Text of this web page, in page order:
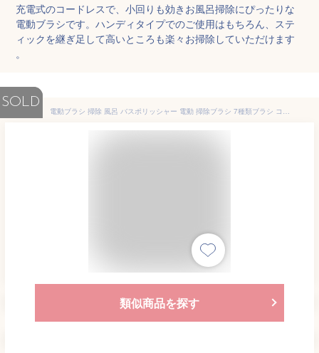
充電式のコードレスで、小回りも効きお風呂掃除にぴったりな
電動ブラシです。ハンディタイプでのご使用はもちろん、ステ
ィックを継ぎ足して高いところも楽々お掃除していただけます
。
SOLD
電動ブラシ 掃除 風呂 バスポリッシャー 電動 掃除ブラシ 7種類ブラシ コードレス 電動掃除用ブラシ お風呂掃除 充電式 90分稼働 長さ調整可能 角度/速度調整 組み立て簡単 手持ち 回転ブラシ バスブラシ 電動ブラシ 軽量 浴槽 台所 溝 洗車 頑固な汚れ
類似商品を探す